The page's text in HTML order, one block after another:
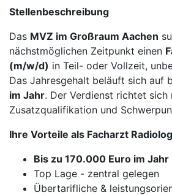
Stellenbeschreibung
Das MVZ im Großraum Aachen
nächstmöglichen Zeitpunkt einen
(m/w/d) in Teil- oder Vollzeit,
Das Jahresgehalt beläuft sich auf
im Jahr. Der Verdienst richtet sich
Zusatzqualifikation und
Ihre Vorteile als Facharzt
Bis zu 170.000 Euro im Jahr
Top Lage - zentral gelegen
Übertarifliche &